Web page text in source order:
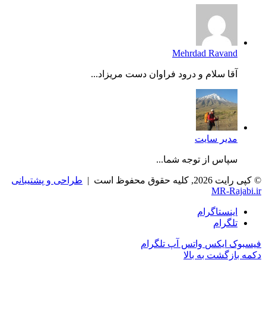
Mehrdad Ravand
آقا سلام و درود فراوان دست مریزاد...
مدیر سایت
سپاس از توجه شما...
2026, کلیه حقوق محفوظ است |
طراحی و پشتیبانی
MR-
اینستاگرام
تلگرام
ایکس واتس آپ تلگرام
بازگشت به بالا